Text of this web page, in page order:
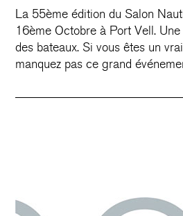
La 55ème édition du Salon
16ème Octobre à Port Vell.
des bateaux. Si vous êtes un
manquez pas ce grand